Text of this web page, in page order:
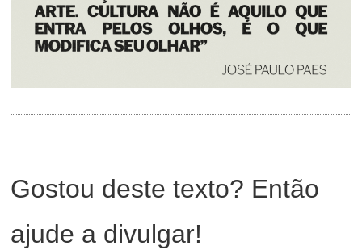
Gostou deste texto? Então
ajude a divulgar!